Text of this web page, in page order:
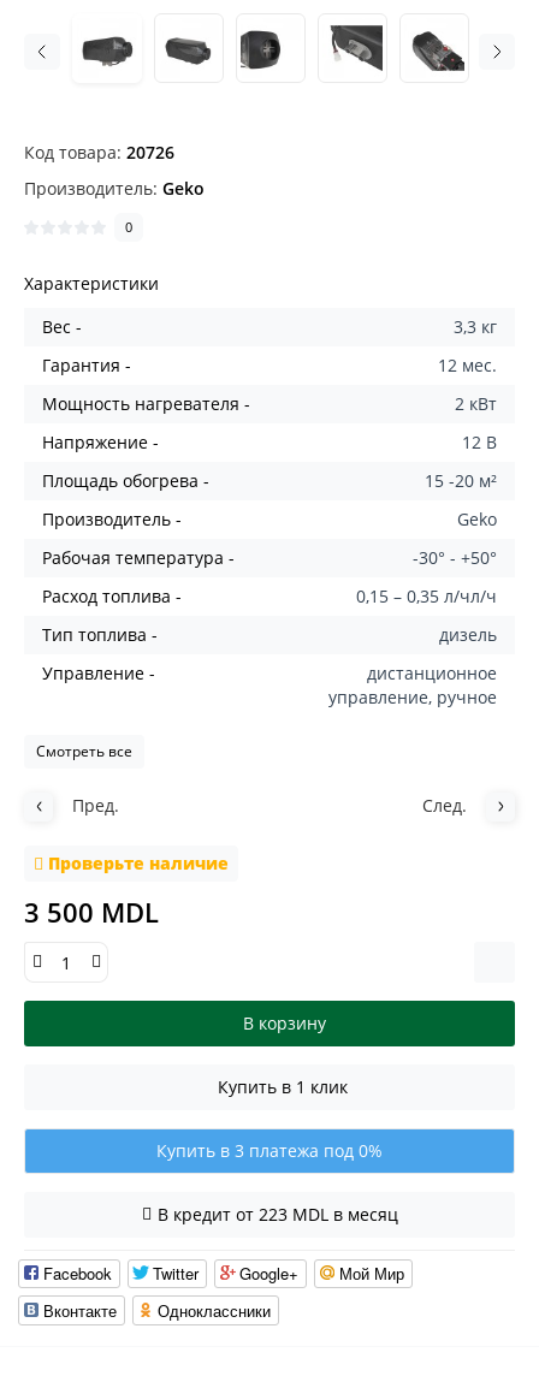
Код товара: 20726
Производитель: Geko
0
Характеристики
Вес -
3,3 кг
Гарантия -
12 мес.
Мощность нагревателя -
2 кВт
Напряжение -
12 В
Площадь обогрева -
15 -20 м²
Производитель -
Geko
Рабочая температура -
-30° - +50°
Расход топлива -
0,15 – 0,35 л/чл/ч
Тип топлива -
дизель
Управление -
дистанционное
управление, ручное
Смотреть все
Пред. След.
Проверьте наличие
3 500 MDL
В корзину
Купить в 1 клик
Купить в 3 платежа под 0%
В кредит от 223 MDL в месяц
Facebook Twitter Google+
Мой Мир
Вконтакте
Одноклассники